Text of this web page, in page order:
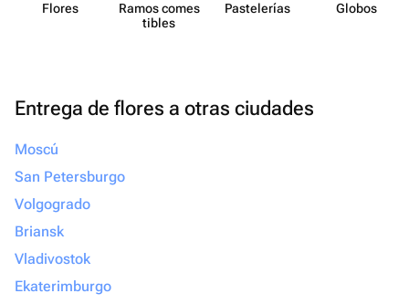
Flores
Ramos comes​
tibles
Paste​lerías Globos
Entrega de flores a otras ciudades
Moscú
San Petersburgo
Volgogrado
Briansk
Vladivostok
Ekaterimburgo